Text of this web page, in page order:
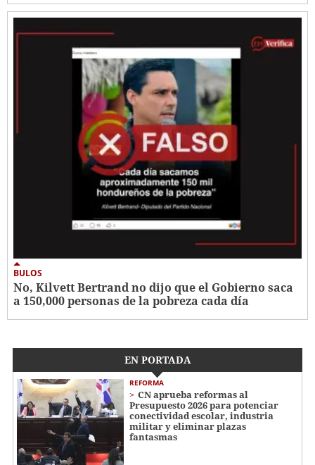
BULOS
No, Kilvett Bertrand no dijo que el Gobierno saca
a 150,000 personas de la pobreza cada día
EN PORTADA
REFORMA
CN aprueba reformas al
Presupuesto 2026 para potenciar
conectividad escolar, industria
militar y eliminar plazas
fantasmas